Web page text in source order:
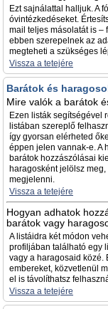
Ezt sajnálattal halljuk. A
óvintézkedéseket.
mail teljes másolatát is –
ebben szerepelnek az
megteheti a szükséges
Vissza a tetejére
Barátok és
Mire valók a barátok
Ezen listák segítségével
listában szereplő
így gyorsan elérheted
éppen jelen vannak-e. A
barátok hozzászólásai
haragosként jelölsz
megjelenni.
Vissza a tetejére
Hogyan adhatok
barátok vagy
A listáidra két módon
profiljában található egy
vagy a haragosaid közé.
embereket, közvetlenül
el is távolíthatsz
Vissza a tetejére